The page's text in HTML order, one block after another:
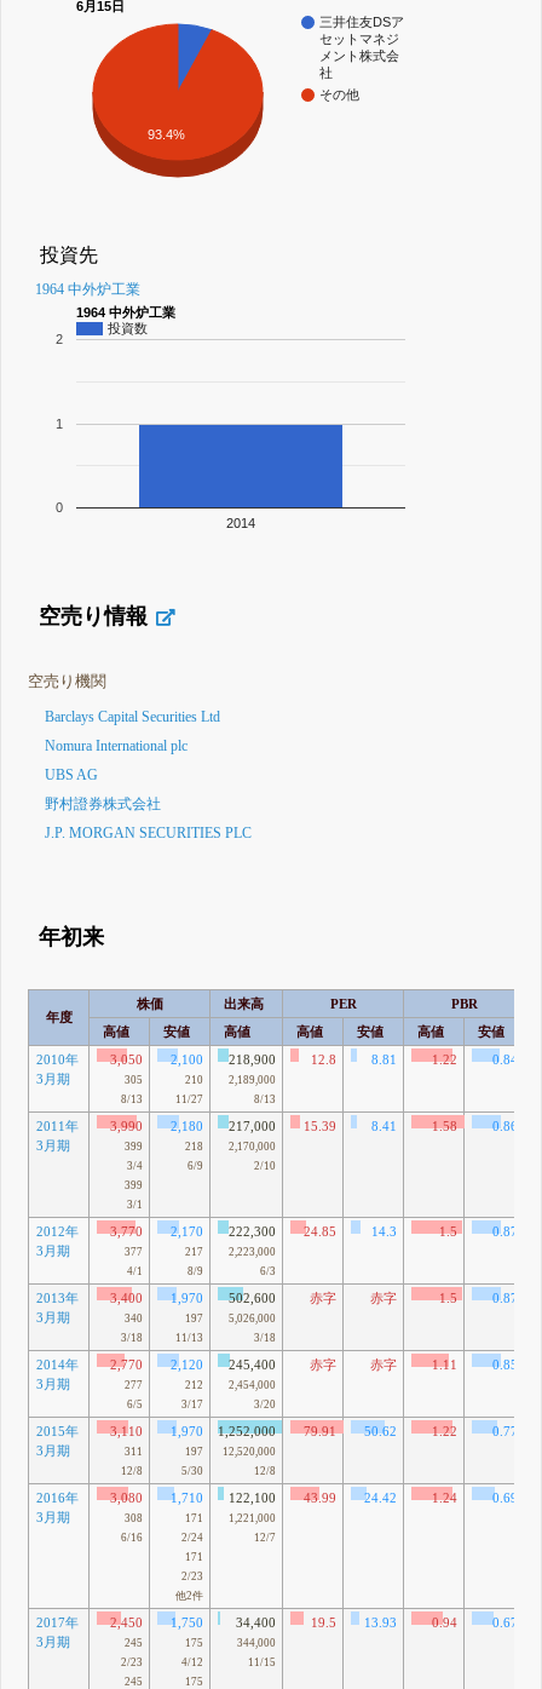
6月15日
三井住友DSア
セットマネジ
メント株式会
社
その他
93.4%
投資先
1964 中外炉工業
1964 中外炉工業
投資数
2014
0
1
2
空売り情報
空売り機関
Barclays Capital Securities Ltd
Nomura International plc
UBS AG
野村證券株式会社
J.P. MORGAN SECURITIES PLC
年初来
年度
株価 出来高 PER
PBR
高値
安値 高値 高値 安値 高値 安値
2010年
3月期
3,050
305
8/13
2,100
210
11/27
218,900
2,189,000
8/13
12.8 8.81 1.22 0.84
2011年
3月期
3,990
399
3/4
399
3/1
2,180
218
6/9
217,000
2,170,000
2/10
15.39 8.41 1.58 0.86
2012年
3月期
3,770
377
4/1
2,170
217
8/9
222,300
2,223,000
6/3
24.85 14.3 1.5
0.87
2013年
3月期
3,400
340
3/18
1,970
197
11/13
502,600
5,026,000
3/18
赤字 赤字 1.5
0.87
2014年
3月期
2,770
277
6/5
2,120
212
3/17
245,400
2,454,000
3/20
赤字 赤字 1.11
0.85
2015年
3月期
3,110
311
12/8
1,970
197
5/30
1,252,000
12,520,000
12/8
79.91 50.62 1.22
0.77
2016年
3月期
3,080
308
6/16
1,710
171
2/24
171
2/23
他2件
122,100
1,221,000
12/7
43.99 24.42 1.24
0.69
2017年
3月期
2,450
245
2/23
245
1,750
175
4/12
175
34,400
344,000
11/15
19.5 13.93 0.94
0.67